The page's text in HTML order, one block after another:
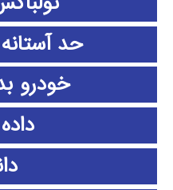
حد
خودرو